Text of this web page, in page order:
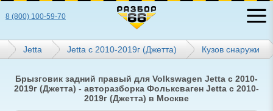
8 (800) 100-59-70
Jetta Jetta с 2010-2019г (Джетта) Кузов снаружи
Брызговик задний правый для Volkswagen Jetta с 2010-
2019г (Джетта) - авторазборка Фольксваген Jetta с 2010-
2019г (Джетта) в Москве